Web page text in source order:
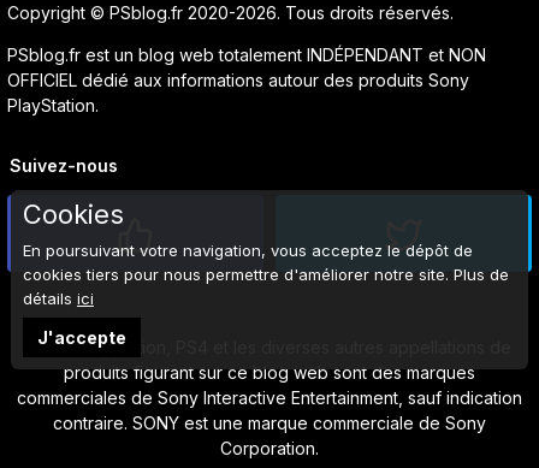
Copyright © PSblog.fr 2020-2026. Tous droits réservés.
PSblog.fr est un blog web totalement INDÉPENDANT et NON
OFFICIEL dédié aux informations autour des produits Sony
PlayStation.
Suivez-nous
Sony, PlayStation, PS4 et les diverses autres appellations de
produits figurant sur ce blog web sont des marques
commerciales de Sony Interactive Entertainment, sauf indication
contraire. SONY est une marque commerciale de Sony
Corporation.
Cookies
En poursuivant votre navigation, vous acceptez le dépôt de
cookies tiers pour nous permettre d'améliorer notre site. Plus de
détails ici
J'accepte